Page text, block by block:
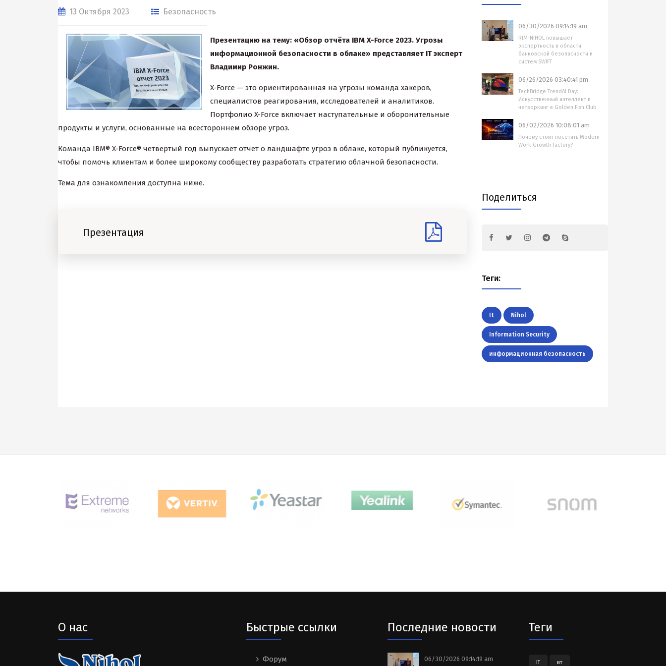
13 Октября 2023 Безопасность
Презентацию на тему: «Обзор отчёта IBM X-Force 2023. Угрозы
информационной безопасности в облаке» представляет ITэксперт
Владимир Ронжин.
X-Force — это ориентированная на угрозы команда хакеров,
специалистов реагирования, исследователей и аналитиков.
Портфолио X-Force включает наступательные и оборонительные
продукты и услуги, основанные на всестороннем обзоре угроз.
Команда IBM® X-Force® четвертый год выпускает отчет о ландшафте угроз в облаке, который публикуется,
чтобы помочь клиентам и более широкому сообществу разработать стратегию облачной безопасности.
Тема для ознакомления доступна ниже.
Презентация
06/30/2026 09:14:19 am
RIM-NIHOL повышает
экспертность в области
банковской безопасности и
систем SWIFT
06/26/2026 03:40:41 pm
TechBridge TrendAI Day:
Искусственный интеллект и
нетворкинг в Golden Fish Club
06/02/2026 10:08:01 am
Почему стоит посетить Modern
Work Growth Factory?
Поделиться
Теги:
It Nihol
Information Security
информационная безопасность
О нас Быстрые ссылки
Форум
Последние новости
06/30/2026 09:14:19 am
Теги
IT ит